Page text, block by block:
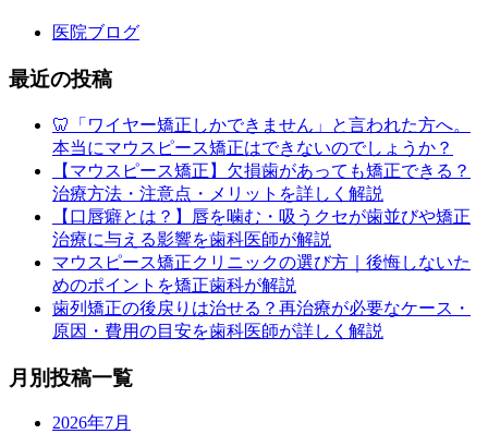
医院ブログ
最近の投稿
🦷「ワイヤー矯正しかできません」と言われた方へ。
本当にマウスピース矯正はできないのでしょうか？
【マウスピース矯正】欠損歯があっても矯正できる？
治療方法・注意点・メリットを詳しく解説
【口唇癖とは？】唇を噛む・吸うクセが歯並びや矯正
治療に与える影響を歯科医師が解説
マウスピース矯正クリニックの選び方｜後悔しないた
めのポイントを矯正歯科が解説
歯列矯正の後戻りは治せる？再治療が必要なケース・
原因・費用の目安を歯科医師が詳しく解説
月別投稿一覧
2026年7月